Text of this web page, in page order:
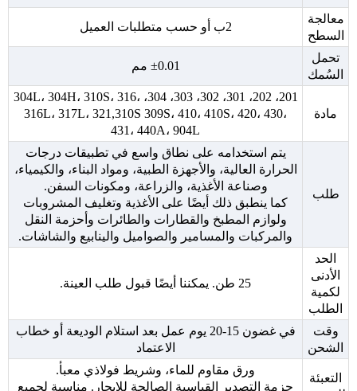
معالجة
السطح
2ب أو حسب متطلبات العميل
تحمل
السُمك
±0.01 مم
مادة
201، 202، 301، 302، 303، 304، 304L، 304H، 310S، 316،
316L، 317L، 321,310S 309S، 410، 410S، 420، 430،
431، 440A، 904L
طلب
يتم استخدامه على نطاق واسع في تطبيقات درجات
الحرارة العالية، والأجهزة الطبية، ومواد البناء، والكيمياء،
وصناعة الأغذية، والزراعة، ومكونات السفن.
كما ينطبق ذلك أيضًا على الأغذية وتغليف المشروبات
ولوازم المطبخ والقطارات والطائرات وأحزمة النقل
والمركبات والمسامير والصواميل والينابيع والشاشات.
الحد
الأدنى
لكمية
الطلب
25 طن. يمكننا أيضًا قبول طلب العينة.
وقت
الشحن
في غضون 15-20 يوم عمل بعد استلام الوديعة أو خطاب
الاعتماد
التعبئة
ورق مقاوم للماء، وشريط فولاذي معبأ.
حزمة التصدير القياسية الصالحة للإبحار. مناسبة لجميع